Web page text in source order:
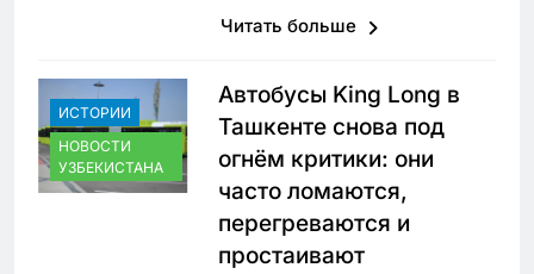
Читать больше
ИСТОРИИ
НОВОСТИ
УЗБЕКИСТАНА
Автобусы King Long в
Ташкенте снова под
огнём критики: они
часто ломаются,
перегреваются и
простаивают